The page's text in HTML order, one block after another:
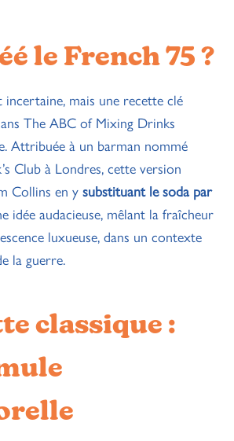
le French 75 ?
incertaine, mais une recette clé
The ABC of Mixing Drinks
Attribuée à un barman nommé
Club à Londres, cette version
Collins en y substituant le soda par
idée audacieuse, mêlant la fraîcheur
luxueuse, dans un contexte
la guerre.
classique :